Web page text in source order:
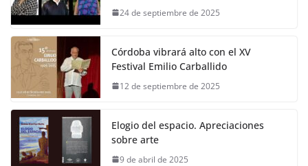
24 de septiembre de 2025
Córdoba vibrará alto con el XV
Festival Emilio Carballido
12 de septiembre de 2025
Elogio del espacio. Apreciaciones
sobre arte
9 de abril de 2025